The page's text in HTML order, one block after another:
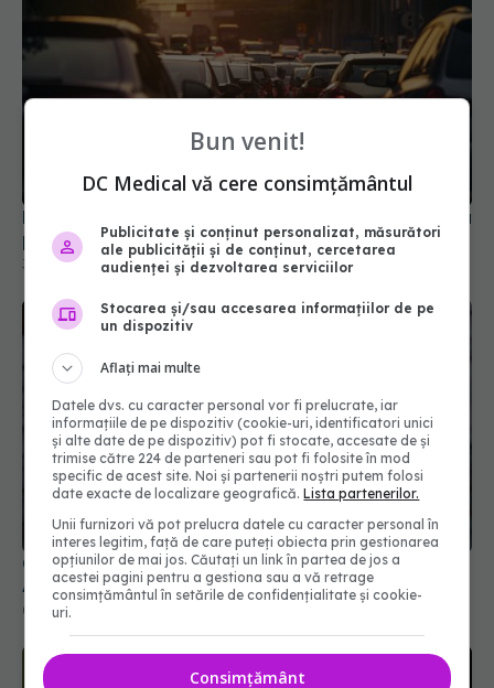
permisului de conducere. Ce se schimbă
30 iul 2026, 15:58
Colebil și Panzcebil, blocate temporar în farmacii.
ANMDMR explică de ce a luat măsura
06 aug 2026, 16:37
Bun venit!
DC Medical vă cere consimțământul
Publicitate și conținut personalizat, măsurători
ale publicității și de conținut, cercetarea
audienței și dezvoltarea serviciilor
Stocarea și/sau accesarea informațiilor de pe
un dispozitiv
Aflați mai multe
Datele dvs. cu caracter personal vor fi prelucrate, iar
informațiile de pe dispozitiv (cookie-uri, identificatori unici
și alte date de pe dispozitiv) pot fi stocate, accesate de și
trimise către 224 de parteneri sau pot fi folosite în mod
specific de acest site. Noi și partenerii noștri putem folosi
date exacte de localizare geografică.Lista partenerilor.
Unii furnizori vă pot prelucra datele cu caracter personal în
interes legitim, față de care puteți obiecta prin gestionarea
opțiunilor de mai jos. Căutați un link în partea de jos a
acestei pagini pentru a gestiona sau a vă retrage
consimțământul în setările de confidențialitate și cookie-
uri.
Consimțământ